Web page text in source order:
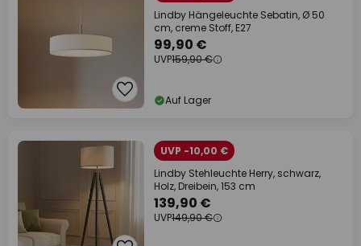
Lindby Hängeleuchte Sebatin, Ø 50
cm, creme Stoff, E27
99,90 €
UVP159,90 €
Auf Lager
UVP -10,00 €
Lindby Stehleuchte Herry, schwarz,
Holz, Dreibein, 153 cm
139,90 €
UVP149,90 €